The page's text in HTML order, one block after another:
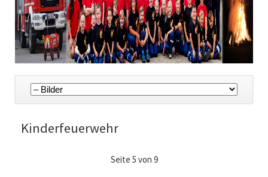
Navigation
überspringen
Kinderfeuerwehr
Seite 5 von 9